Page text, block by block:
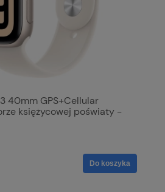
40mm GPS+Cellular
księżycowej poświaty -
A
Do koszyka